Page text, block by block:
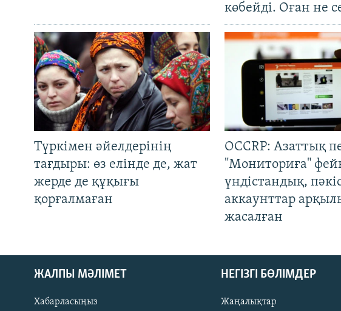
көбейді. Оған не
Түркімен әйелдерінің
тағдыры: өз елінде де, жат
жерде де құқығы
қорғалмаған
OCCRP: Азаттық
"Мониториға"
үндістандық,
аккаунттар
жасалған
ЖАЛПЫ МӘЛІМЕТ
Хабарласыңыз
НЕГІЗГІ БӨЛІМДЕР
Жаңалықтар